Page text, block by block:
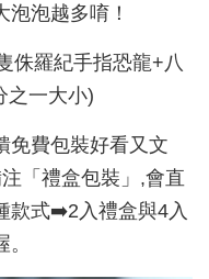
泡越多唷！
侏羅紀手指恐龍+八
之一大小)
免費包裝好看又文
「禮盒包裝」,會直
款式➡️2入禮盒與4入